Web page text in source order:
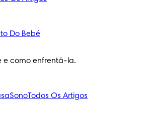
Do Bebé
e como enfrentá-la.
SonoTodos Os Artigos